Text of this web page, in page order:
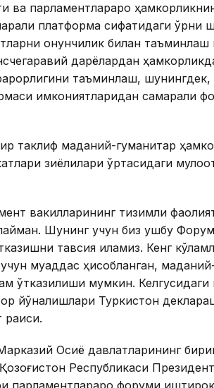
ва парламентлараро
платформа сифатидаги ўрни
қонунчилик билан таъминлаш
дарёлардан
таъминлаш, шунингдек,
имкониятларидан самарали
таклиф маданий-гуманитар
зиёлилари ўртасидаги
вакилларининг тизимли
Шунинг учун биз ушбу
тавсия қиламиз. Кенг
муқаддас ҳисобланган,
ўтказилиши мумкин. Келгусидаги
йўналишлари Туркистон
раиси.
Осиё давлатларининг
Республикаси